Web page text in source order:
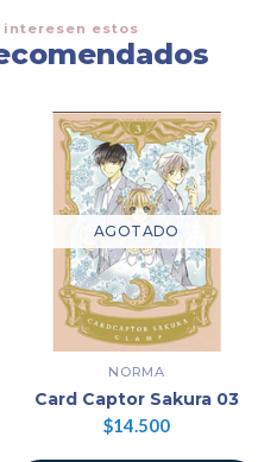
interesen estos
AGOTADO
NORMA
Card Captor Sakura 03
$14.500